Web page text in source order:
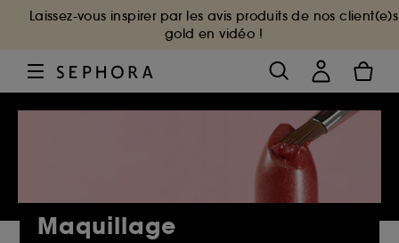
Laissez-vous inspirer par les avis produits de nos client(e)s
gold en vidéo !
Maquillage